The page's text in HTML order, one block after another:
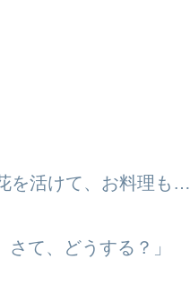
を活けて、お料理も…
て、どうする？」